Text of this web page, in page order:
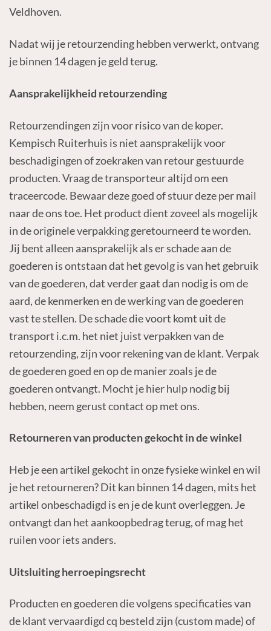
Veldhoven.
Nadat wij je retourzending hebben verwerkt, ontvang
je binnen 14 dagen je geld terug.
Aansprakelijkheid retourzending
Retourzendingen zijn voor risico van de koper.
Kempisch Ruiterhuis is niet aansprakelijk voor
beschadigingen of zoekraken van retour gestuurde
producten. Vraag de transporteur altijd om een
traceercode. Bewaar deze goed of stuur deze per mail
naar de ons toe. Het product dient zoveel als mogelijk
in de originele verpakking geretourneerd te worden.
Jij bent alleen aansprakelijk als er schade aan de
goederen is ontstaan dat het gevolg is van het gebruik
van de goederen, dat verder gaat dan nodig is om de
aard, de kenmerken en de werking van de goederen
vast te stellen. De schade die voort komt uit de
transport i.c.m. het niet juist verpakken van de
retourzending, zijn voor rekening van de klant. Verpak
de goederen goed en op de manier zoals je de
goederen ontvangt. Mocht je hier hulp nodig bij
hebben, neem gerust contact op met ons.
Retourneren van producten gekocht in de winkel
Heb je een artikel gekocht in onze fysieke winkel en wil
je het retourneren? Dit kan binnen 14 dagen, mits het
artikel onbeschadigd is en je de kunt overleggen. Je
ontvangt dan het aankoopbedrag terug, of mag het
ruilen voor iets anders.
Uitsluiting herroepingsrecht
Producten en goederen die volgens specificaties van
de klant vervaardigd cq besteld zijn (custom made) of